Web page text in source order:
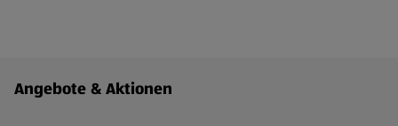
Fußzeilenmenü - weitere Links
Angebote & Aktionen